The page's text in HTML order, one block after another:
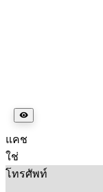
แคช
ใช่
โทรศัพท์